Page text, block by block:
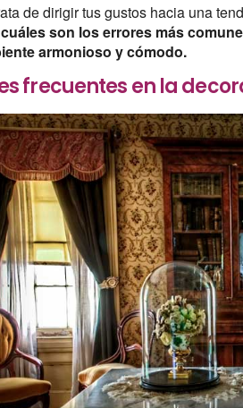
de dirigir tus gustos hacia una
son los errores más
armonioso y cómodo.
frecuentes en la